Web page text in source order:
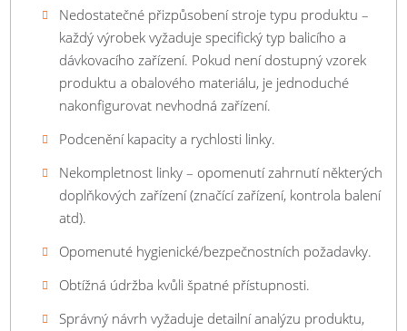
Nedostatečné přizpůsobení stroje typu produktu –
každý výrobek vyžaduje specifický typ balicího a
dávkovacího zařízení. Pokud není dostupný vzorek
produktu a obalového materiálu, je jednoduché
nakonfigurovat nevhodná zařízení.
Podcenění kapacity a rychlosti linky.
Nekompletnost linky – opomenutí zahrnutí některých
doplňkových zařízení (značící zařízení, kontrola balení
atd).
Opomenuté hygienické/bezpečnostních požadavky.
Obtížná údržba kvůli špatné přístupnosti.
Správný návrh vyžaduje detailní analýzu produktu,